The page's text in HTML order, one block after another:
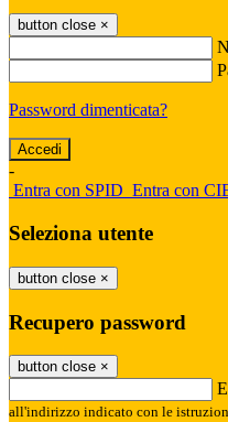
button close ×
Password dimenticata?
-
Entra con SPID Entra con
Seleziona utente
button close ×
Recupero password
button close ×
all'indirizzo indicato con le